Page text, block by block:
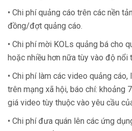
• Chi phí quảng cáo trên các nền
đồng/đợt quảng cáo.
• Chi phí mời KOLs quảng bá cho
hoặc nhiều hơn nữa tùy vào độ nổi
• Chi phí làm các video quảng
trên mạng xã hội, báo chí: khoảng
giá video tùy thuộc vào yêu cầu
• Chi phí đưa quán lên các ứng